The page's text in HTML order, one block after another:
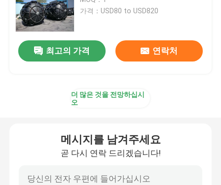
주요한 고무 방현재
콘 고무 방현재
원통 해양 설비
셀 고무 방현재
가격：USD80 to USD820
최고의 가격 연락처
더 많은 것을 전망하십시
오
메시지를 남겨주세요
곧 다시 연락 드리겠습니다!